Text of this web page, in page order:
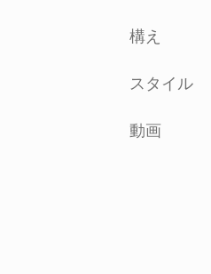
構え
スタイル
動画